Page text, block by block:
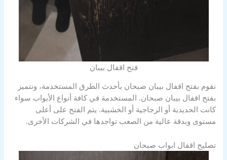
فتح اقفال بيبان
نقوم بفتح اقفال بيبان صبحان بأحدث الطرق المستخدمة، ونتميز
بفتح اقفال بيبان صبحان. المستخدمة في كافة أنواع الأبواب سواء
كانت الحديدية أو الزجاجية أو الخشبية. يتم الفتح على أعلى
مستوى وبدقة عالية من الصعب تواجدها في الشركات الأخرى.
تصليح اقفال ابواب صبحان